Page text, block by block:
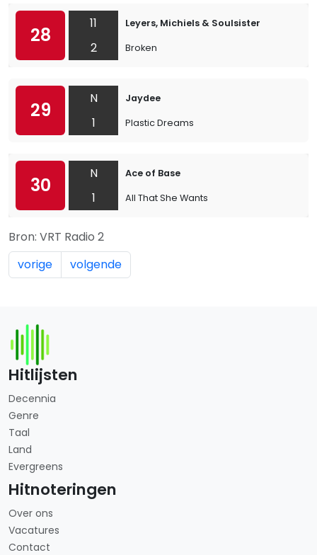
28
11
2
Leyers, Michiels & Soulsister
Broken
29
N
1
Jaydee
Plastic Dreams
30
N
1
Ace of Base
All That She Wants
Bron: VRT Radio 2
vorige
volgende
Hitlijsten
Decennia
Genre
Taal
Land
Evergreens
Hitnoteringen
Over ons
Vacatures
Contact